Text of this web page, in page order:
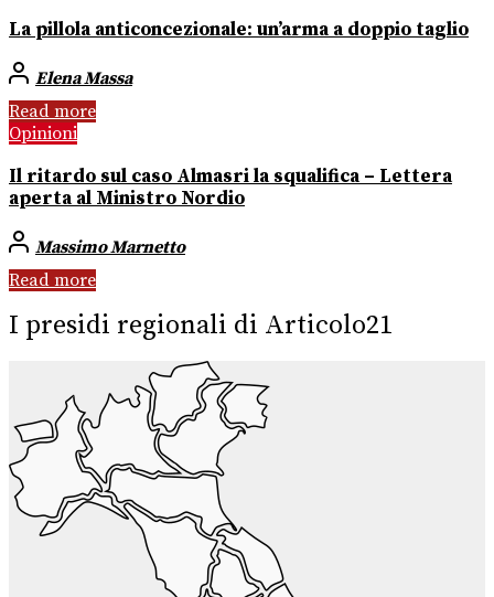
La pillola anticoncezionale: un’arma a doppio taglio
Elena Massa
Read more
Opinioni
Il ritardo sul caso Almasri la squalifica – Lettera
aperta al Ministro Nordio
Massimo Marnetto
Read more
I presidi regionali di Articolo21